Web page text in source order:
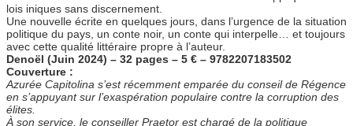
lois iniques sans discernement.
Une nouvelle écrite en quelques jours, dans l’urgence de la situation
politique du pays, un conte noir, un conte qui interpelle… et toujours
avec cette qualité littéraire propre à l’auteur.
Denoël (Juin 2024) – 32 pages – 5 € – 9782207183502
Couverture :
Azurée Capitolina s’est récemment emparée du conseil de Régence
en s’appuyant sur l’exaspération populaire contre la corruption des
élites.
À son service, le conseiller Praetor est chargé de la politique